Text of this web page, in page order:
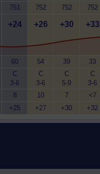
751
+24
60
С
3-6
8
+25
752
+26
54
С
3-6
10
+27
752
+30
39
С
5-9
7
+30
752
+33
33
С
3-6
<7
+32